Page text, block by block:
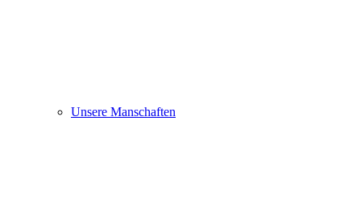
Unsere Manschaften